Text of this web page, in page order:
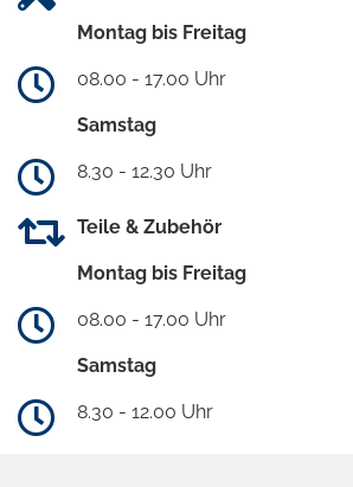
Montag bis Freitag
08.00 - 17.00 Uhr
Samstag
8.30 - 12.30 Uhr
Teile & Zubehör
Montag bis Freitag
08.00 - 17.00 Uhr
Samstag
8.30 - 12.00 Uhr